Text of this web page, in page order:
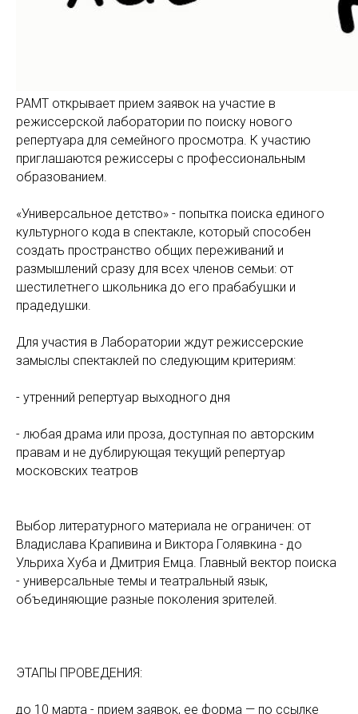
РАМТ открывает прием заявок на участие в
режиссерской лаборатории по поиску нового
репертуара для семейного просмотра. К участию
приглашаются режиссеры с профессиональным
образованием.
«Универсальное детство» - попытка поиска единого
культурного кода в спектакле, который способен
создать пространство общих переживаний и
размышлений сразу для всех членов семьи: от
шестилетнего школьника до его прабабушки и
прадедушки.
Для участия в Лаборатории ждут режиссерские
замыслы спектаклей по следующим критериям:
- утренний репертуар выходного дня
- любая драма или проза, доступная по авторским
правам и не дублирующая текущий репертуар
московских театров
Выбор литературного материала не ограничен: от
Владислава Крапивина и Виктора Голявкина - до
Ульриха Хуба и Дмитрия Емца. Главный вектор поиска
- универсальные темы и театральный язык,
объединяющие разные поколения зрителей.
ЭТАПЫ ПРОВЕДЕНИЯ:
до 10 марта - прием заявок, ее форма — по ссылке